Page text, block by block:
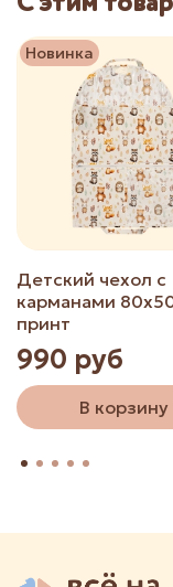
Новинка
Детский чехол с
карманами
принт
990 руб
В корзину